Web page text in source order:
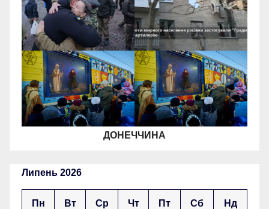
ДОНЕЧЧИНА
Липень 2026
Пн Вт Ср Чт Пт Сб Нд